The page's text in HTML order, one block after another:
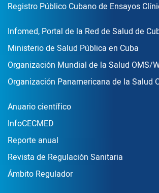
Registro Público Cubano de Ensayos
Enlace Footer3
Infomed, Portal de la Red de Salud de
Ministerio de Salud Pública en Cuba
Organización Mundial de la Salud OMS/
Organización Panamericana de la Salud
Publicaciones
Anuario científico
InfoCECMED
Reporte anual
Revista de Regulación Sanitaria
Ámbito Regulador